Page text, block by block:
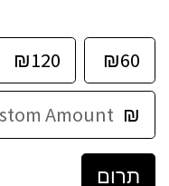
₪60
₪120
₪
תרום